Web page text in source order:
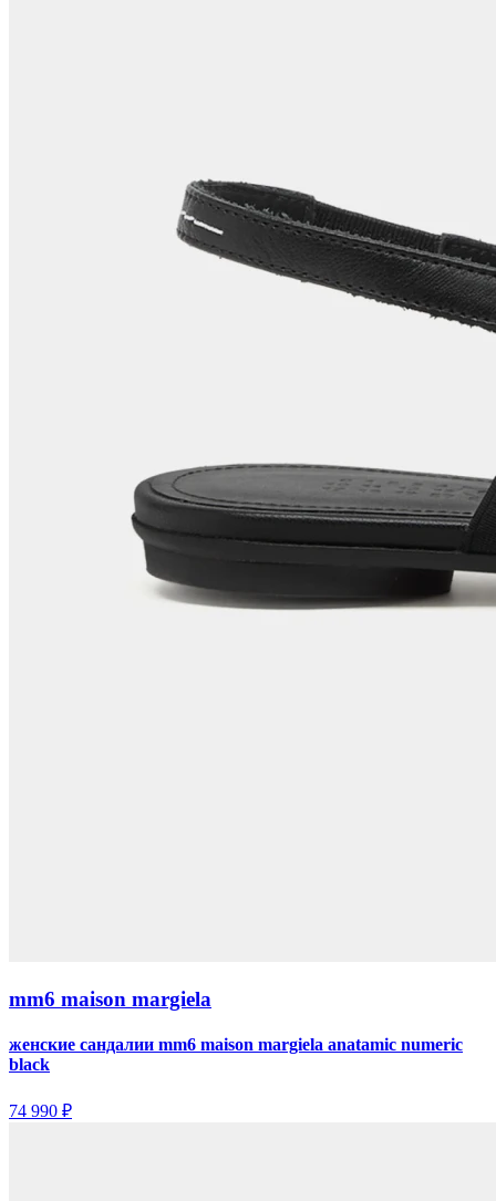
mm6 maison margiela
женские сандалии mm6 maison margiela anatamic numeric
black
74 990 ₽